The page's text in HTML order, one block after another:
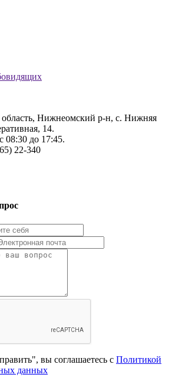
Нижнеомский р-н, с. Нижняя
14.
08:30 до 17:45.
22-340
вы соглашаетесь с Политикой
данных